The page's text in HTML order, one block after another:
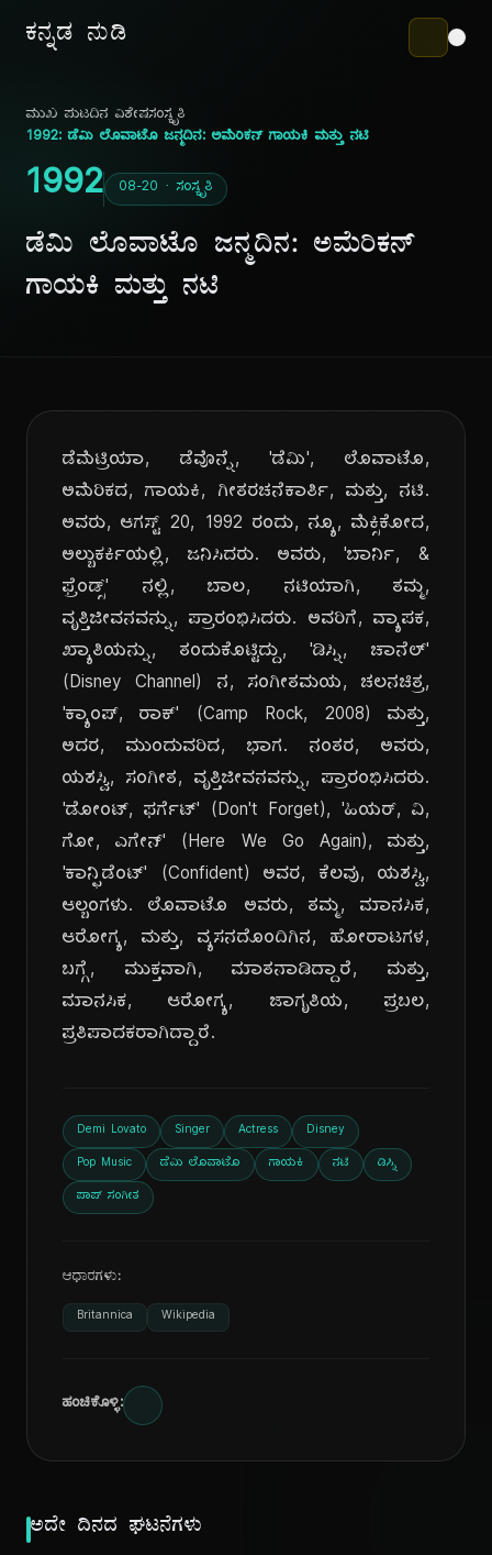
ಕನ್ನಡ ನುಡಿ
ಮುಖ ಪುಟದಿನ ವಿಶೇಷಸಂಸ್ಕೃತಿ
1992: ಡೆಮಿ ಲೊವಾಟೊ ಜನ್ಮದಿನ: ಅಮೆರಿಕನ್ ಗಾಯಕಿ ಮತ್ತು ನಟಿ
1992 08-20 · ಸಂಸ್ಕೃತಿ
ಡೆಮಿ ಲೊವಾಟೊ ಜನ್ಮದಿನ: ಅಮೆರಿಕನ್
ಗಾಯಕಿ ಮತ್ತು ನಟಿ
ಡೆಮೆಟ್ರಿಯಾ, ಡೆವೊನ್ನೆ, 'ಡೆಮಿ', ಲೊವಾಟೊ,
ಅಮೆರಿಕದ, ಗಾಯಕಿ, ಗೀತರಚನೆಕಾರ್ತಿ, ಮತ್ತು, ನಟಿ.
ಅವರು, ಆಗಸ್ಟ್ 20, 1992 ರಂದು, ನ್ಯೂ, ಮೆಕ್ಸಿಕೋದ,
ಅಲ್ಬುಕರ್ಕಿಯಲ್ಲಿ, ಜನಿಸಿದರು. ಅವರು, 'ಬಾರ್ನಿ, &
ಫ್ರೆಂಡ್ಸ್' ನಲ್ಲಿ, ಬಾಲ, ನಟಿಯಾಗಿ, ತಮ್ಮ,
ವೃತ್ತಿಜೀವನವನ್ನು, ಪ್ರಾರಂಭಿಸಿದರು. ಅವರಿಗೆ, ವ್ಯಾಪಕ,
ಖ್ಯಾತಿಯನ್ನು, ತಂದುಕೊಟ್ಟಿದ್ದು, 'ಡಿಸ್ನಿ, ಚಾನೆಲ್'
(Disney Channel) ನ, ಸಂಗೀತಮಯ, ಚಲನಚಿತ್ರ,
'ಕ್ಯಾಂಪ್, ರಾಕ್' (Camp Rock, 2008) ಮತ್ತು,
ಅದರ, ಮುಂದುವರಿದ, ಭಾಗ. ನಂತರ, ಅವರು,
ಯಶಸ್ವಿ, ಸಂಗೀತ, ವೃತ್ತಿಜೀವನವನ್ನು, ಪ್ರಾರಂಭಿಸಿದರು.
'ಡೋಂಟ್, ಫರ್ಗೆಟ್' (Don't Forget), 'ಹಿಯರ್, ವಿ,
ಗೋ, ಎಗೇನ್' (Here We Go Again), ಮತ್ತು,
'ಕಾನ್ಫಿಡೆಂಟ್' (Confident) ಅವರ, ಕೆಲವು, ಯಶಸ್ವಿ,
ಆಲ್ಬಂಗಳು. ಲೊವಾಟೊ ಅವರು, ತಮ್ಮ, ಮಾನಸಿಕ,
ಆರೋಗ್ಯ, ಮತ್ತು, ವ್ಯಸನದೊಂದಿಗಿನ, ಹೋರಾಟಗಳ,
ಬಗ್ಗೆ, ಮುಕ್ತವಾಗಿ, ಮಾತನಾಡಿದ್ದಾರೆ, ಮತ್ತು,
ಮಾನಸಿಕ, ಆರೋಗ್ಯ, ಜಾಗೃತಿಯ, ಪ್ರಬಲ,
ಪ್ರತಿಪಾದಕರಾಗಿದ್ದಾರೆ.
Demi Lovato Singer Actress Disney
Pop Music ಡೆಮಿ ಲೊವಾಟೊ ಗಾಯಕಿ ನಟಿ ಡಿಸ್ನಿ
ಪಾಪ್ ಸಂಗೀತ
ಆಧಾರಗಳು:
Britannica Wikipedia
ಹಂಚಿಕೊಳ್ಳಿ:
ಅದೇ ದಿನದ ಘಟನೆಗಳು